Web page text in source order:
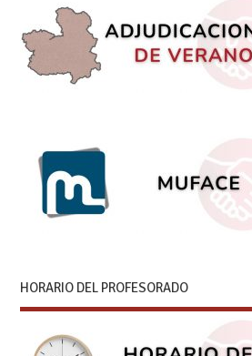
HORARIO DEL PROFESORADO